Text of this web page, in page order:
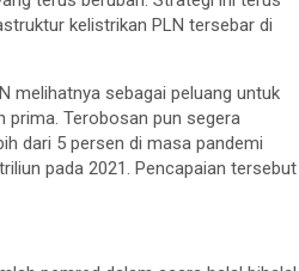
kelistrikan PLN tersebar di
melihatnya sebagai peluang untuk
prima. Terobosan pun segera
dari 5 persen di masa pandemi
pada 2021. Pencapaian tersebut